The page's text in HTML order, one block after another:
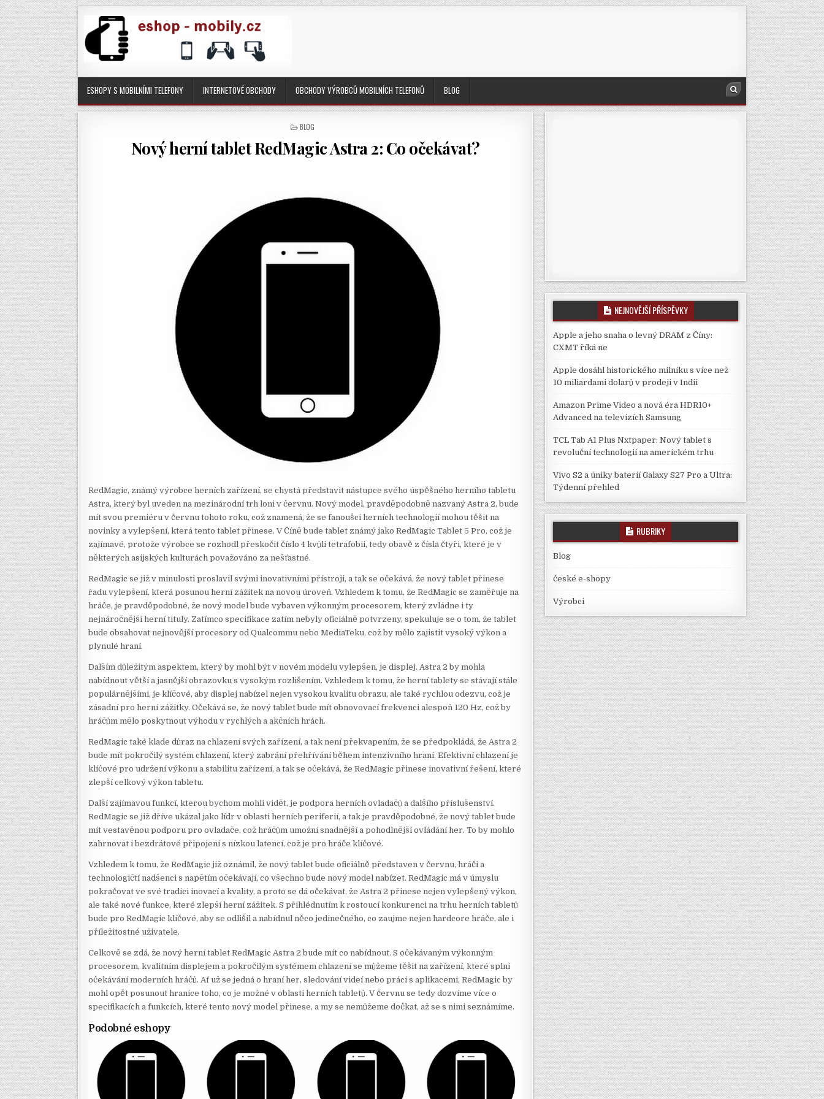
ESHOPY S MOBILNÍMI TELEFONY INTERNETOVÉ OBCHODY OBCHODY VÝROBCŮ MOBILNÍCH TELEFONŮ BLOG
POSTED
BLOG
Nový herní tablet RedMagic Astra 2: Co očekávat?
RedMagic, známý výrobce herních zařízení, se chystá představit nástupce svého úspěšného herního tabletu
Astra, který byl uveden na mezinárodní trh loni v červnu. Nový model, pravděpodobně nazvaný Astra 2, bude
mít svou premiéru v červnu tohoto roku, což znamená, že se fanoušci herních technologií mohou těšit na
novinky a vylepšení, která tento tablet přinese. V Číně bude tablet známý jako RedMagic Tablet 5 Pro, což je
zajímavé, protože výrobce se rozhodl přeskočit číslo 4 kvůli tetrafobii, tedy obavě z čísla čtyři, které je v
některých asijských kulturách považováno za nešťastné.
RedMagic se již v minulosti proslavil svými inovativními přístroji, a tak se očekává, že nový tablet přinese
řadu vylepšení, která posunou herní zážitek na novou úroveň. Vzhledem k tomu, že RedMagic se zaměřuje na
hráče, je pravděpodobné, že nový model bude vybaven výkonným procesorem, který zvládne i ty
nejnáročnější herní tituly. Zatímco specifikace zatím nebyly oficiálně potvrzeny, spekuluje se o tom, že tablet
bude obsahovat nejnovější procesory od Qualcommu nebo MediaTeku, což by mělo zajistit vysoký výkon a
plynulé hraní.
Dalším důležitým aspektem, který by mohl být v novém modelu vylepšen, je displej. Astra 2 by mohla
nabídnout větší a jasnější obrazovku s vysokým rozlišením. Vzhledem k tomu, že herní tablety se stávají stále
populárnějšími, je klíčové, aby displej nabízel nejen vysokou kvalitu obrazu, ale také rychlou odezvu, což je
zásadní pro herní zážitky. Očekává se, že nový tablet bude mít obnovovací frekvenci alespoň 120 Hz, což by
hráčům mělo poskytnout výhodu v rychlých a akčních hrách.
RedMagic také klade důraz na chlazení svých zařízení, a tak není překvapením, že se předpokládá, že Astra 2
bude mít pokročilý systém chlazení, který zabrání přehřívání během intenzivního hraní. Efektivní chlazení je
klíčové pro udržení výkonu a stabilitu zařízení, a tak se očekává, že RedMagic přinese inovativní řešení, které
zlepší celkový výkon tabletu.
Další zajímavou funkcí, kterou bychom mohli vidět, je podpora herních ovladačů a dalšího příslušenství.
RedMagic se již dříve ukázal jako lídr v oblasti herních periferií, a tak je pravděpodobné, že nový tablet bude
mít vestavěnou podporu pro ovladače, což hráčům umožní snadnější a pohodlnější ovládání her. To by mohlo
zahrnovat i bezdrátové připojení s nízkou latencí, což je pro hráče klíčové.
Vzhledem k tomu, že RedMagic již oznámil, že nový tablet bude oficiálně představen v červnu, hráči a
technologičtí nadšenci s napětím očekávají, co všechno bude nový model nabízet. RedMagic má v úmyslu
pokračovat ve své tradici inovací a kvality, a proto se dá očekávat, že Astra 2 přinese nejen vylepšený výkon,
ale také nové funkce, které zlepší herní zážitek. S přihlédnutím k rostoucí konkurenci na trhu herních tabletů
bude pro RedMagic klíčové, aby se odlišil a nabídnul něco jedinečného, co zaujme nejen hardcore hráče, ale i
příležitostné uživatele.
Celkově se zdá, že nový herní tablet RedMagic Astra 2 bude mít co nabídnout. S očekávaným výkonným
procesorem, kvalitním displejem a pokročilým systémem chlazení se můžeme těšit na zařízení, které splní
očekávání moderních hráčů. Ať už se jedná o hraní her, sledování videí nebo práci s aplikacemi, RedMagic by
mohl opět posunout hranice toho, co je možné v oblasti herních tabletů. V červnu se tedy dozvíme více o
specifikacích a funkcích, které tento nový model přinese, a my se nemůžeme dočkat, až se s nimi seznámíme.
Podobné eshopy
NEJNOVĚJŠÍ PŘÍSPĚVKY
Apple a jeho snaha o levný DRAM z Číny:
CXMT říká ne
Apple dosáhl historického milníku s více než
10 miliardami dolarů v prodeji v Indii
Amazon Prime Video a nová éra HDR10+
Advanced na televizích Samsung
TCL Tab A1 Plus Nxtpaper: Nový tablet s
revoluční technologií na americkém trhu
Vivo S2 a úniky baterií Galaxy S27 Pro a Ultra:
Týdenní přehled
RUBRIKY
Blog
české e-shopy
Výrobci